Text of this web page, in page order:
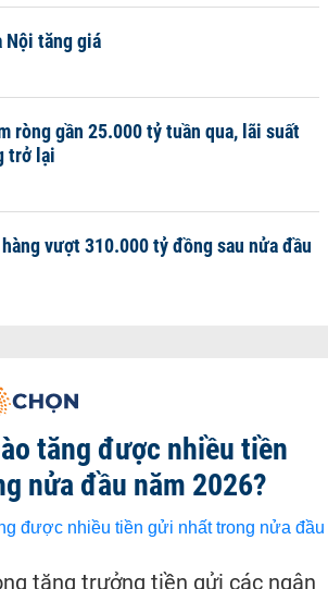
Nội tăng giá
ròng gần 25.000 tỷ tuần qua, lãi suất
trở lại
vượt 310.000 tỷ đồng sau nửa đầu
tăng được nhiều tiền
nửa đầu năm 2026?
tăng trưởng tiền gửi các ngân